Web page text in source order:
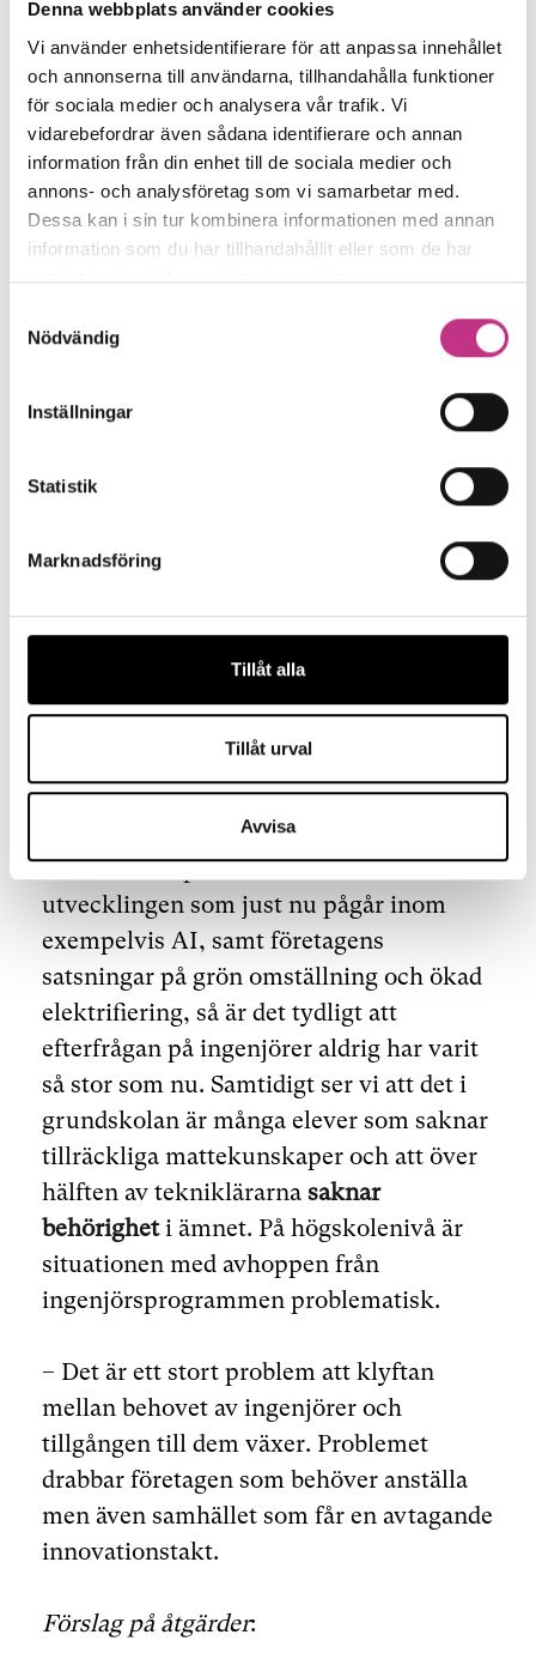
Denna webbplats använder cookies
Vi använder enhetsidentifierare för att anpassa innehållet
och annonserna till användarna, tillhandahålla funktioner
för sociala medier och analysera vår trafik. Vi
vidarebefordrar även sådana identifierare och annan
information från din enhet till de sociala medier och
annons- och analysföretag som vi samarbetar med.
Dessa kan i sin tur kombinera informationen med annan
information som du har tillhandahållit eller som de har
samlat in när du har använt deras tjänster.
Nödvändig
Inställningar
Statistik
Marknadsföring
Tillåt alla
Tillåt urval
Avvisa
utbyggnad av bredbandsinfrastruktur i
områden där marknaden inte kan bygga
ut på kommersiell grund bör utökas och
omfatta trådlös uppkoppling.
– Det behövs även en nationell strategi
för digital infrastruktur där näringslivets
behov ges en central roll. Därtill behövs
initiativ som exempelvis Avancerad
Digitalisering för att testa tillämpningar
och katalysera utvecklingen av 5G och
– Även förstärkningen av det nationella
cybersäkerhetscentret vore önskvärt, inte
minst för att cyberangrepp mot företag
innebär en risk för landets totala
3) Satsa på fler ingenjörer
Varför?
– Med tanke på den rasande tekniska
utvecklingen som just nu pågår inom
exempelvis AI, samt företagens
satsningar på grön omställning och ökad
elektrifiering, så är det tydligt att
efterfrågan på ingenjörer aldrig har varit
så stor som nu. Samtidigt ser vi att det i
grundskolan är många elever som saknar
tillräckliga mattekunskaper och att över
hälften av tekniklärarna saknar
behörigheti ämnet. På högskolenivå är
situationen med avhoppen från
ingenjörsprogrammen problematisk.
– Det är ett stort problem att klyftan
mellan behovet av ingenjörer och
tillgången till dem växer. Problemet
drabbar företagen som behöver anställa
men även samhället som får en avtagande
innovationstakt.
Förslag på åtgärder: